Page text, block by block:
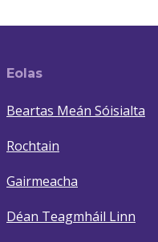
Eolas
Beartas Meán Sóisialta
Rochtain
Gairmeacha
Déan Teagmháil Linn